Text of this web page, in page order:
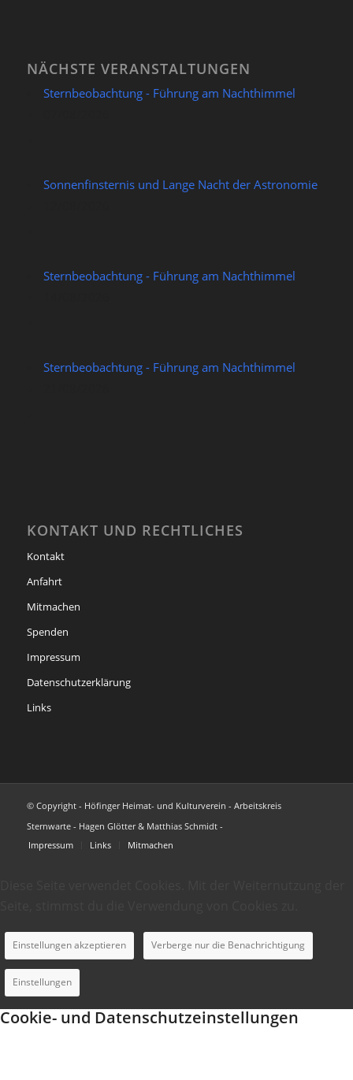
NÄCHSTE VERANSTALTUNGEN
Sternbeobachtung - Führung am Nachthimmel
Sonnenfinsternis und Lange Nacht der Astronomie
Sternbeobachtung - Führung am Nachthimmel
Sternbeobachtung - Führung am Nachthimmel
KONTAKT UND RECHTLICHES
Kontakt
Anfahrt
Mitmachen
Spenden
Impressum
Datenschutzerklärung
Links
© Copyright - Höfinger Heimat- und Kulturverein - Arbeitskreis
Sternwarte - Hagen Glötter & Matthias Schmidt -
Impressum
Links Mitmachen
Einstellungen akzeptieren Verberge nur die Benachrichtigung
Einstellungen
Cookie- und Datenschutzeinstellungen